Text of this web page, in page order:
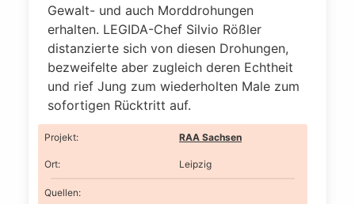
Gewalt- und auch Morddrohungen
erhalten. LEGIDA-Chef Silvio Rößler
distanzierte sich von diesen Drohungen,
bezweifelte aber zugleich deren Echtheit
und rief Jung zum wiederholten Male zum
sofortigen Rücktritt auf.
Projekt: RAA Sachsen
Ort: Leipzig
Quellen: